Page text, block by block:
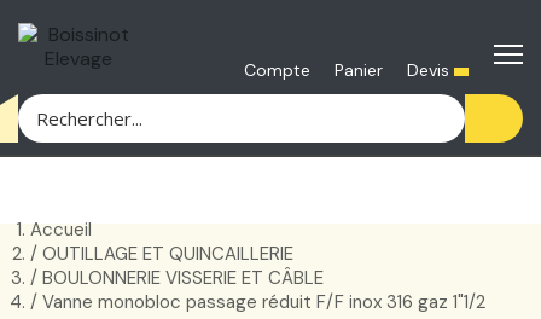
Compte Panier Devis
Accueil
OUTILLAGE ET QUINCAILLERIE
BOULONNERIE VISSERIE ET CÂBLE
Vanne monobloc passage réduit F/F inox 316 gaz 1"1/2